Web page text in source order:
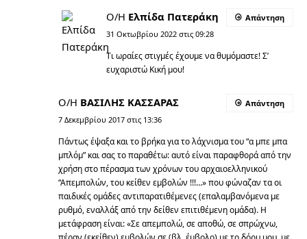
Ο/Η Ελπίδα Πατεράκη
31 Οκτωβρίου 2022 στις 09:28
Τι ωραίες στιγμές έχουμε να θυμόμαστε! Σ’
ευχαριστώ Κική μου!
Απάντηση
Ο/Η ΒΑΣΙΛΗΣ ΚΑΣΣΑΡΑΣ
7 Δεκεμβρίου 2017 στις 13:36
Πάντως έψαξα και το βρήκα για το λάχνισμα του “α μπε μπα
μπλόμ” και σας το παραθέτω: αυτό είναι παραφθορά από την
χρήση στο πέρασμα των χρόνων του αρχαιοελληνικού
“Απεμπολών, του κείθεν εμβολών !!!…» που φώναζαν τα οι
παιδικές ομάδες αντιπαρατιθέμενες (επαλαμβανόμενα με
ρυθμό, εναλλάξ από την δείθεν επιτιθέμενη ομάδα). Η
μετάφραση είναι: «Σε απεμπολώ, σε αποθώ, σε σπρώχνω,
Απάντηση